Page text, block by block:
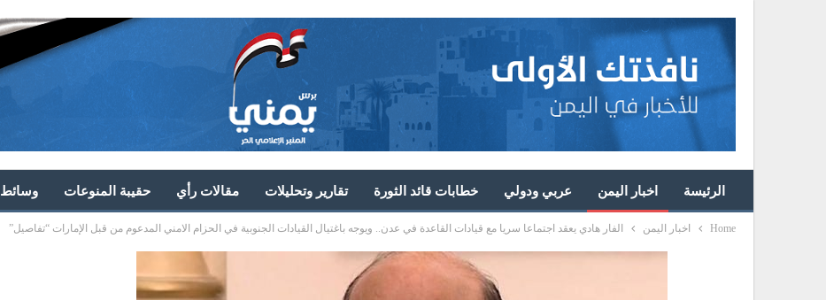
الرئيسة اخبار اليمن عربي ودولي خطابات قائد الثورة تقارير وتحليلات مقالات رأي حقيبة المنوعات وسائط
Home اخبار اليمن الفار هادي يعقد اجتماعا سريا مع قيادات القاعدة في عدن.. ويوجه باغتيال القيادات الجنوبية في الحزام الامني المدعوم من قبل الإمارات “تفاصيل”